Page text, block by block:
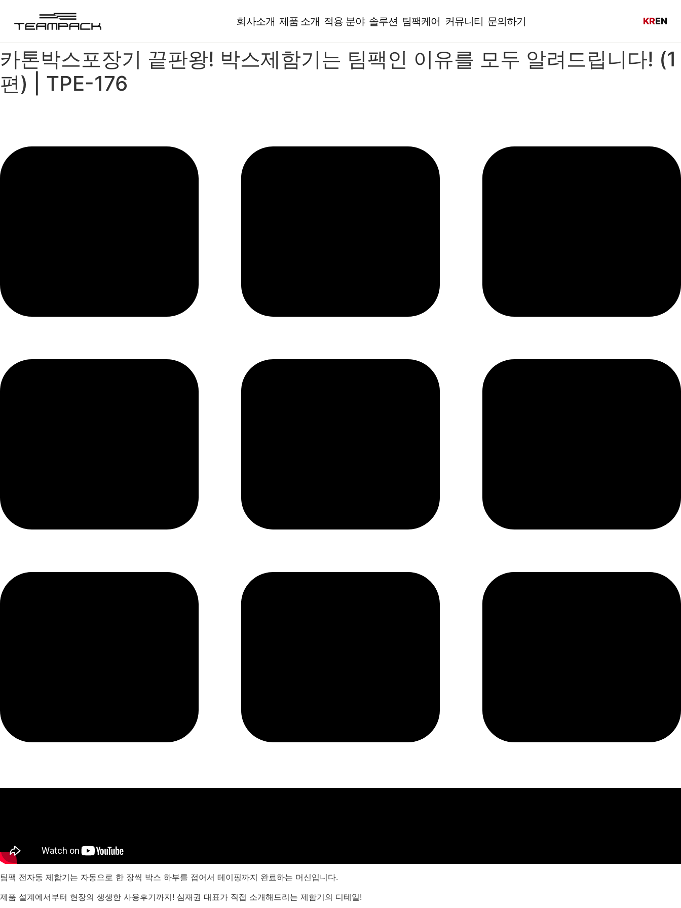
로
건
너
뛰
기
회사소개 제품 소개 적용 분야 솔루션 팀팩케어 커뮤니티 문의하기 KREN
카톤박스포장기 끝판왕! 박스제함기는 팀팩인 이유를 모두 알려드립니다! (1
편) | TPE-176
팀팩 전자동 제함기는 자동으로 한 장씩 박스 하부를 접어서 테이핑까지 완료하는 머신입니다.
제품 설계에서부터 현장의 생생한 사용후기까지! 심재권 대표가 직접 소개해드리는 제함기의 디테일!